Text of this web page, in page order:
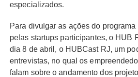
especializados.
Para divulgar as ações do
pelas startups participantes, o HUB
dia 8 de abril, o HUBCast RJ, um
entrevistas, no qual os
falam sobre o andamento dos